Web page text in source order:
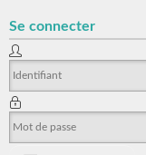
Se connecter